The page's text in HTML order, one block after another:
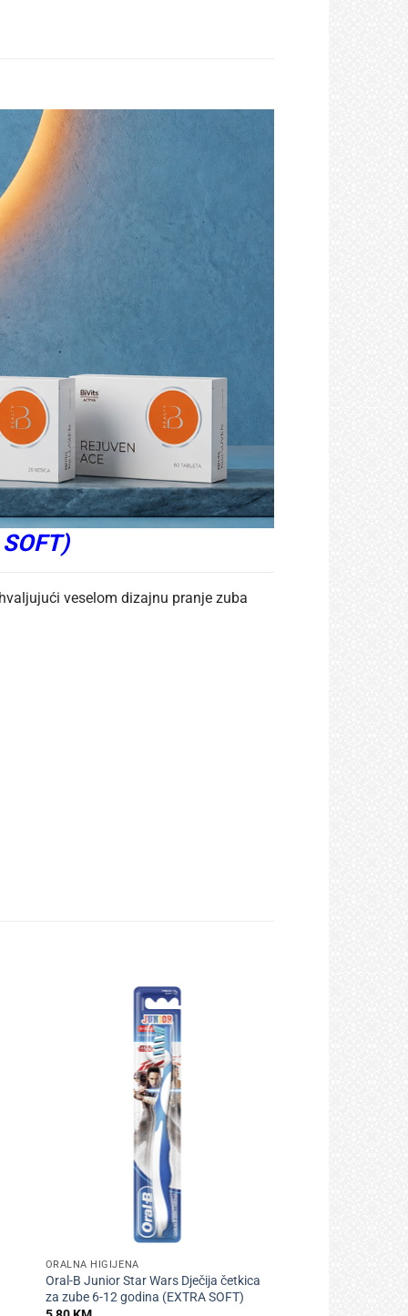
veselom dizajnu pranje zuba
ORALNA HIGIJENA
Oral-B Junior Star Wars Dječija četkica
za zube 6-12 godina (EXTRA SOFT)